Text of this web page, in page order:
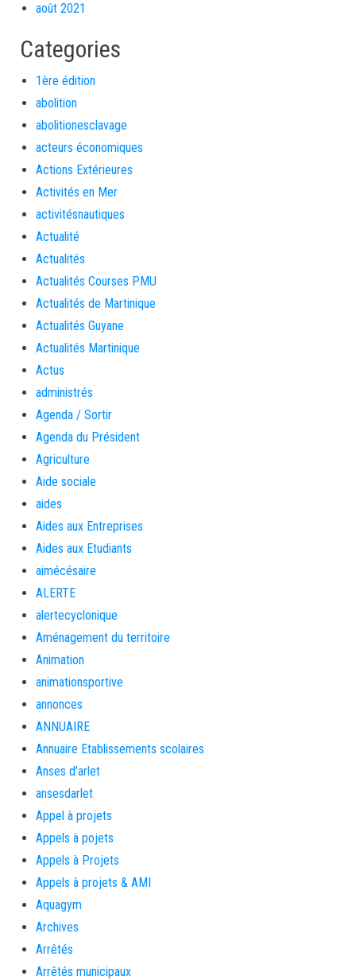
août 2021
Categories
1ère édition
abolition
abolitionesclavage
acteurs économiques
Actions Extérieures
Activités en Mer
activitésnautiques
Actualité
Actualités
Actualités Courses PMU
Actualités de Martinique
Actualités Guyane
Actualités Martinique
Actus
administrés
Agenda / Sortir
Agenda du Président
Agriculture
Aide sociale
aides
Aides aux Entreprises
Aides aux Etudiants
aimécésaire
ALERTE
alertecyclonique
Aménagement du territoire
Animation
animationsportive
annonces
ANNUAIRE
Annuaire Etablissements scolaires
Anses d'arlet
ansesdarlet
Appel à projets
Appels à pojets
Appels à Projets
Appels à projets & AMI
Aquagym
Archives
Arrêtés
Arrêtés municipaux